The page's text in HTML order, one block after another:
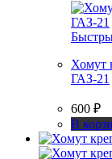
Хомут
ГАЗ-21
600 ₽
В